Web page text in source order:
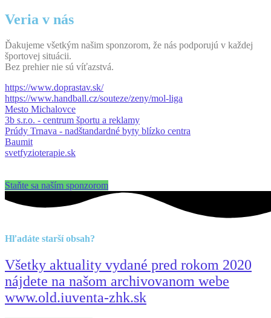
Veria v nás
Ďakujeme všetkým našim sponzorom, že nás podporujú v každej
športovej situácii.
Bez prehier nie sú víťazstvá.
https://www.doprastav.sk/
https://www.handball.cz/souteze/zeny/mol-liga
Mesto Michalovce
3b s.r.o. - centrum športu a reklamy
Prúdy Trnava - nadštandardné byty blízko centra
Baumit
svetfyzioterapie.sk
Staňte sa naším sponzorom
Hľadáte starší obsah?
Všetky aktuality vydané pred rokom 2020
nájdete na našom archivovanom webe
www.old.iuventa-zhk.sk